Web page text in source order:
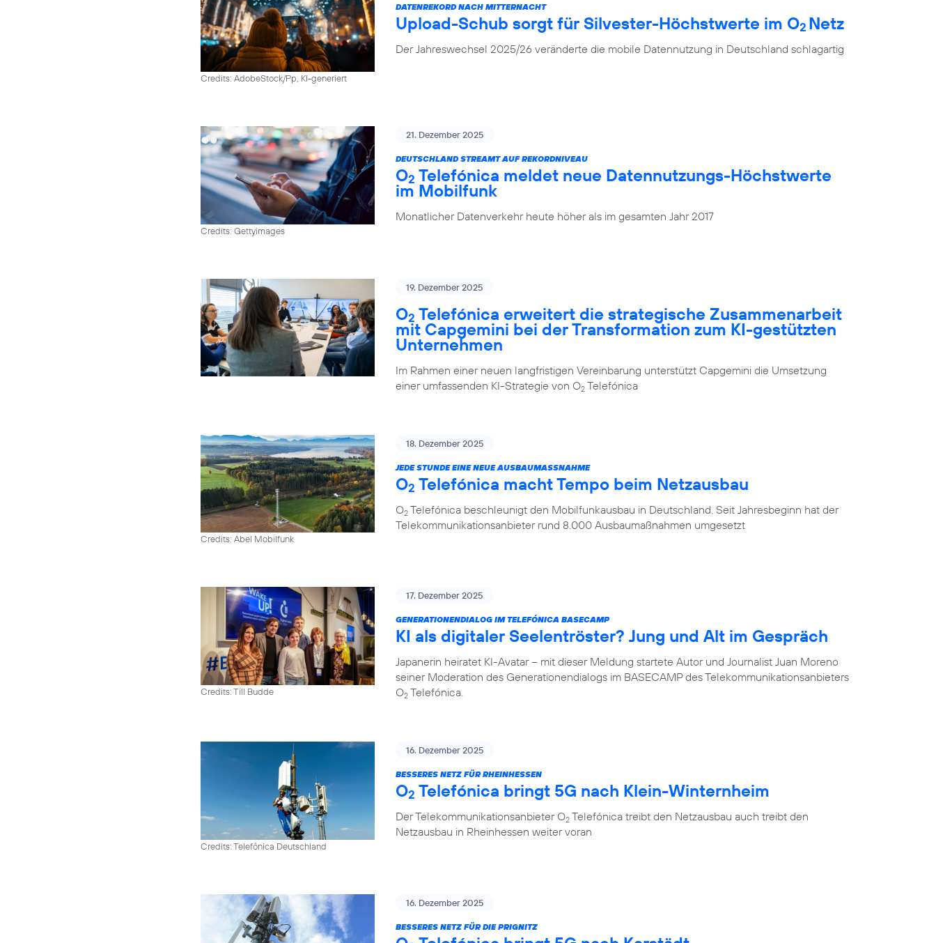
Credits: AdobeStock/Pp, KI-generiert
DATENREKORD NACH MITTERNACHT
Upload-Schub sorgt für Silvester-Höchstwerte im O2 Netz
Der Jahreswechsel 2025/26 veränderte die mobile Datennutzung in Deutschland schlagartig
Credits: Gettyimages
21. Dezember 2025
DEUTSCHLAND STREAMT AUF REKORDNIVEAU
O2 Telefónica meldet neue Datennutzungs-Höchstwerte
im Mobilfunk
Monatlicher Datenverkehr heute höher als im gesamten Jahr 2017
19. Dezember 2025
O2 Telefónica erweitert die strategische Zusammenarbeit
mit Capgemini bei der Transformation zum KI-gestützten
Unternehmen
Im Rahmen einer neuen langfristigen Vereinbarung unterstützt Capgemini die Umsetzung
einer umfassenden KI-Strategie von O2 Telefónica
Credits: Abel Mobilfunk
18. Dezember 2025
JEDE STUNDE EINE NEUE AUSBAUMASSNAHME
O2 Telefónica macht Tempo beim Netzausbau
O2 Telefónica beschleunigt den Mobilfunkausbau in Deutschland. Seit Jahresbeginn hat der
Telekommunikationsanbieter rund 8.000 Ausbaumaßnahmen umgesetzt
Credits: Till Budde
17. Dezember 2025
GENERATIONENDIALOG IM TELEFÓNICA BASECAMP
KI als digitaler Seelentröster? Jung und Alt im Gespräch
Japanerin heiratet KI-Avatar – mit dieser Meldung startete Autor und Journalist Juan Moreno
seiner Moderation des Generationendialogs im BASECAMP des Telekommunikationsanbieters
O2 Telefónica.
Credits: Telefónica Deutschland
16. Dezember 2025
BESSERES NETZ FÜR RHEINHESSEN
O2 Telefónica bringt 5G nach Klein-Winternheim
Der Telekommunikationsanbieter O2 Telefónica treibt den Netzausbau auch treibt den
Netzausbau in Rheinhessen weiter voran
16. Dezember 2025
BESSERES NETZ FÜR DIE PRIGNITZ